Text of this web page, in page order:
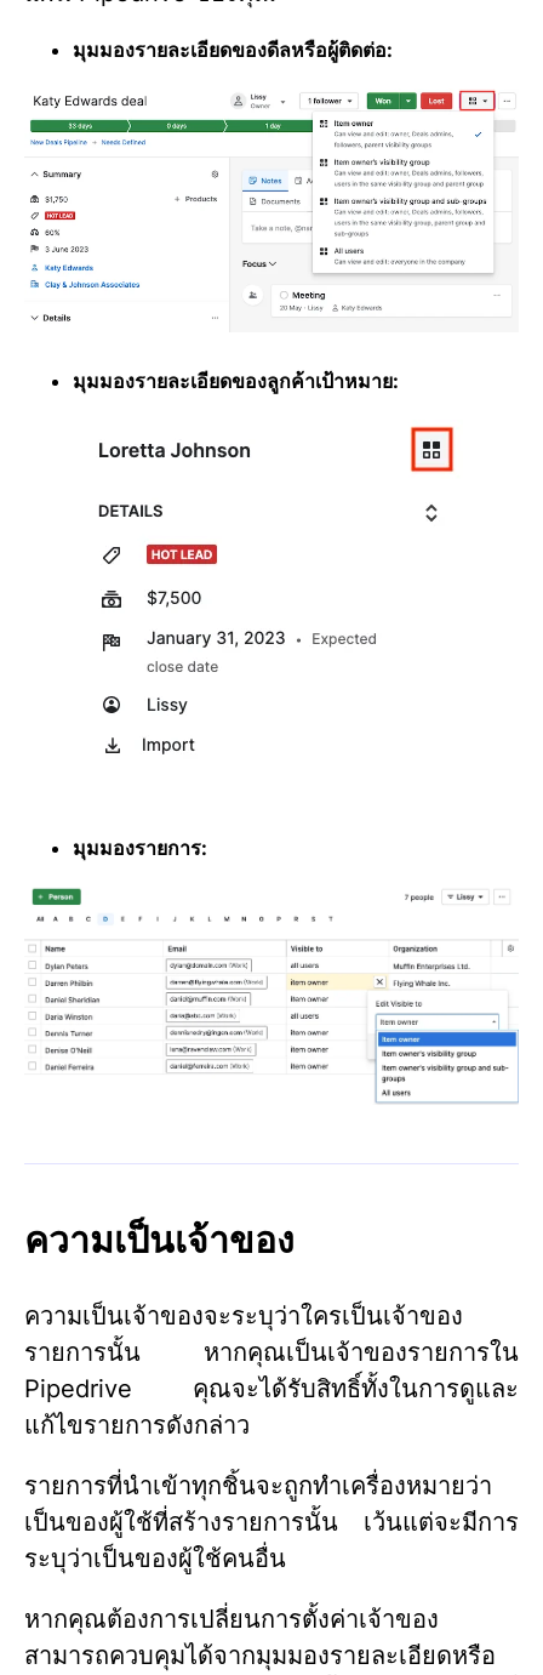
มุมมองรายละเอียดของดีลหรือผู้ติดต่อ:
มุมมองรายละเอียดของลูกค้าเป้าหมาย:
มุมมองรายการ:
ความเป็นเจ้าของ
ความเป็นเจ้าของจะระบุว่าใครเป็นเจ้าของ
รายการนั้น หากคุณเป็นเจ้าของรายการใน
Pipedrive คุณจะได้รับสิทธิ์ทั้งในการดูและ
แก้ไขรายการดังกล่าว
รายการที่นำเข้าทุกชิ้นจะถูกทำเครื่องหมายว่า
เป็นของผู้ใช้ที่สร้างรายการนั้น เว้นแต่จะมีการ
ระบุว่าเป็นของผู้ใช้คนอื่น
หากคุณต้องการเปลี่ยนการตั้งค่าเจ้าของ
สามารถควบคุมได้จากมุมมองรายละเอียดหรือ